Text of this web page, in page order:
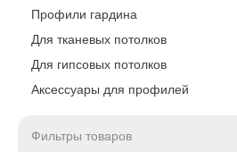
Профили гардина
Для тканевых потолков
Для гипсовых потолков
Аксессуары для профилей
Фильтры товаров